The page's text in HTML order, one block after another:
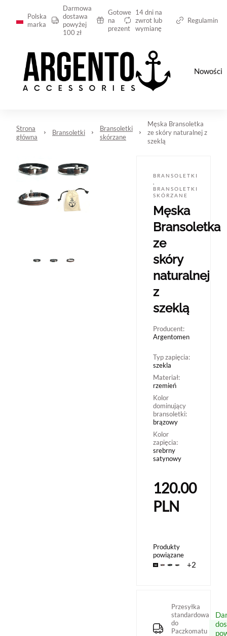
Polska
marka
Darmowa
dostawa
powyżej
100 zł
Gotowe
na
prezent
14 dni na
zwrot lub
wymianę
Regulamin
Nowości
Strona
główna
Bransoletki
Bransoletki
skórzane
Męska Bransoletka
ze skóry naturalnej z
szeklą
BRANSOLETKI
BRANSOLETKI
SKÓRZANE
Męska
Bransoletka
ze
skóry
naturalnej
z
szeklą
Producent:
Argentomen
Typ zapięcia:
szekla
Materiał:
rzemień
Kolor
dominujący
bransoletki:
brązowy
Kolor
zapięcia:
srebrny
satynowy
120.00
PLN
Produkty
powiązane
+2
Przesyłka
standardowa
do
Paczkomatu